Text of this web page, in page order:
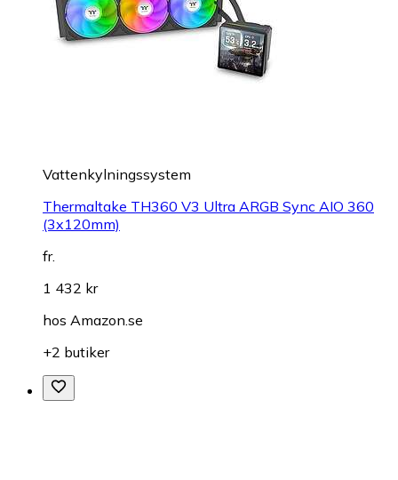
Vattenkylningssystem
Thermaltake TH360 V3 Ultra ARGB Sync AIO 360
(3x120mm)
fr.
1 432 kr
hos Amazon.se
+2 butiker